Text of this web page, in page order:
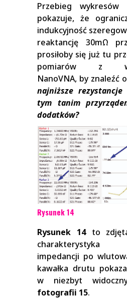
Przebieg
pokazuje, że
indukcyjność
reaktancję 30mΩ
prosiłoby się już tu
pomiarów z
NanoVNA, by znaleźć
najniższe
tym tanim
dodatków?
Rysunek 14
Rysunek 14 to
charakterystyka
impedancji po
kawałka drutu
w niezbyt
fotografii 15.